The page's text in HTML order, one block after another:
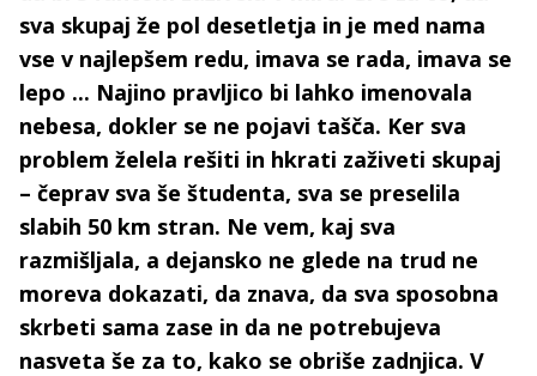
sva skupaj že pol desetletja in je med nama
vse v najlepšem redu, imava se rada, imava se
lepo ... Najino pravljico bi lahko imenovala
nebesa, dokler se ne pojavi tašča. Ker sva
problem želela rešiti in hkrati zaživeti skupaj
– čeprav sva še študenta, sva se preselila
slabih 50 km stran. Ne vem, kaj sva
razmišljala, a dejansko ne glede na trud ne
moreva dokazati, da znava, da sva sposobna
skrbeti sama zase in da ne potrebujeva
nasveta še za to, kako se obriše zadnjica. V